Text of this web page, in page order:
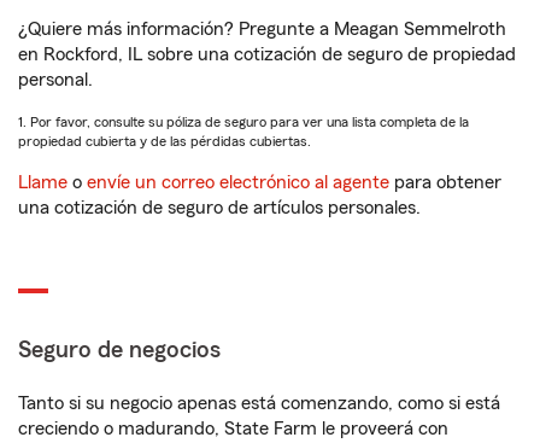
¿Quiere más información? Pregunte a Meagan Semmelroth
en Rockford, IL sobre una cotización de seguro de propiedad
personal.
1. Por favor, consulte su póliza de seguro para ver una lista completa de la
propiedad cubierta y de las pérdidas cubiertas.
Llame o envíe un correo electrónico al agente para obtener
una cotización de seguro de artículos personales.
Seguro de negocios
Tanto si su negocio apenas está comenzando, como si está
creciendo o madurando, State Farm le proveerá con